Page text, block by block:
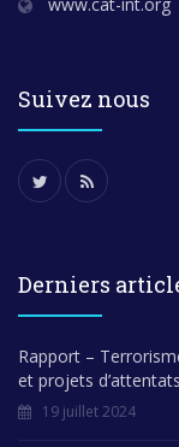
Suivez nous
Derniers
Rapport –
et projets
19 juillet 2024